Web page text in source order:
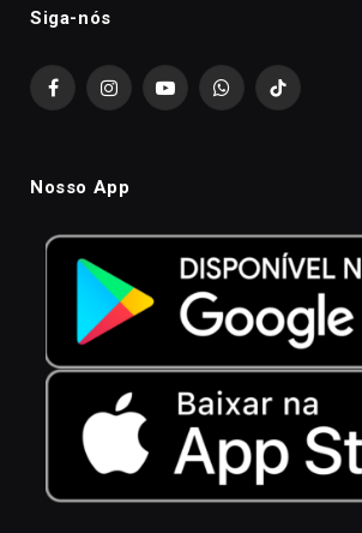
Siga-nós
FacebookInstagramYouTubeWhatsAppTikTok
Nosso App